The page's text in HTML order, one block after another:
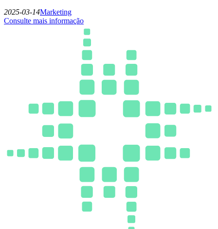
2025-03-14Marketing
Consulte mais informação